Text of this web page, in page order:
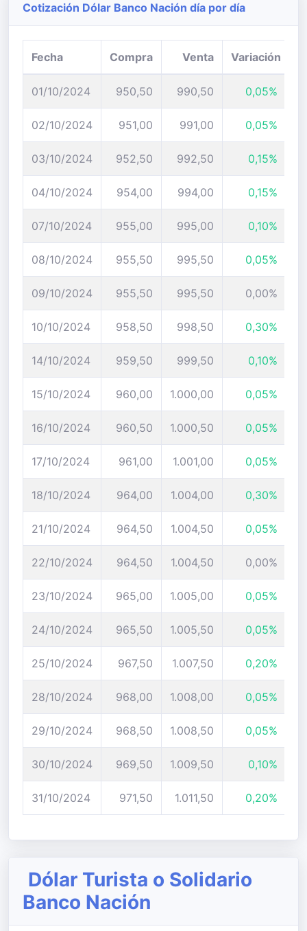
Cotización Dólar Banco Nación día por día
Fecha Compra Venta Variación
01/10/2024 950,50 990,50 0,05%
02/10/2024 951,00 991,00 0,05%
03/10/2024 952,50 992,50 0,15%
04/10/2024 954,00 994,00 0,15%
07/10/2024 955,00 995,00 0,10%
08/10/2024 955,50 995,50 0,05%
09/10/2024 955,50 995,50 0,00%
10/10/2024 958,50 998,50 0,30%
14/10/2024 959,50 999,50 0,10%
15/10/2024 960,00 1.000,00 0,05%
16/10/2024 960,50 1.000,50 0,05%
17/10/2024 961,00 1.001,00 0,05%
18/10/2024 964,00 1.004,00 0,30%
21/10/2024 964,50 1.004,50 0,05%
22/10/2024 964,50 1.004,50 0,00%
23/10/2024 965,00 1.005,00 0,05%
24/10/2024 965,50 1.005,50 0,05%
25/10/2024 967,50 1.007,50 0,20%
28/10/2024 968,00 1.008,00 0,05%
29/10/2024 968,50 1.008,50 0,05%
30/10/2024 969,50 1.009,50 0,10%
31/10/2024 971,50 1.011,50 0,20%
Dólar Turista o Solidario
Banco Nación